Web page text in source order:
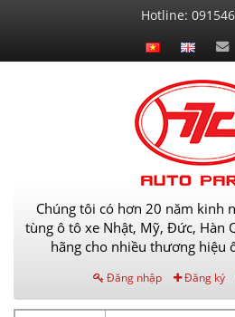
hệ
Hotline:
Chúng tôi có hơn 20 năm kinh
tùng ô tô xe Nhật, Mỹ, Đức, Hàn
hãng cho nhiều thương hiệu
Đăng nhập Đăng ký